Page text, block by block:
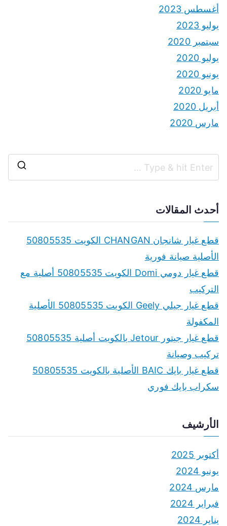
أغسطس 2023
يوليو 2023
سبتمبر 2020
يوليو 2020
يونيو 2020
مايو 2020
أبريل 2020
مارس 2020
r
أحدث المقالات
قطع غيار شانجان CHANGAN الكويت 50805535
الأصلية صيانة فورية
قطع غيار دومي Domi الكويت 50805535 أصلية مع
التركيب
قطع غيار جيلي Geely الكويت 50805535 الأصلية
المكفولة
قطع غيار جيتور Jetour بالكويت أصلية 50805535
تركيب وصيانة
قطع غيار بايك BAIC الأصلية بالكويت 50805535
سكراب بايك فوري
الأرشيف
أكتوبر 2025
يونيو 2024
مارس 2024
فبراير 2024
يناير 2024